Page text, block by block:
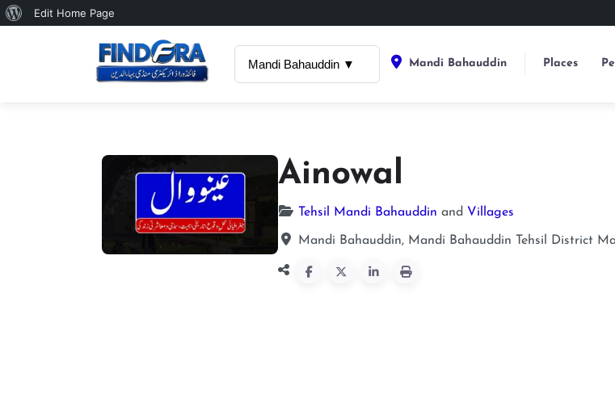
About
Edit Home Page
Mandi Bahauddin ▼ Mandi Bahauddin Places
Ainowal
Tehsil Mandi Bahauddin and Villages
Mandi Bahauddin, Mandi Bahauddin Tehsil District